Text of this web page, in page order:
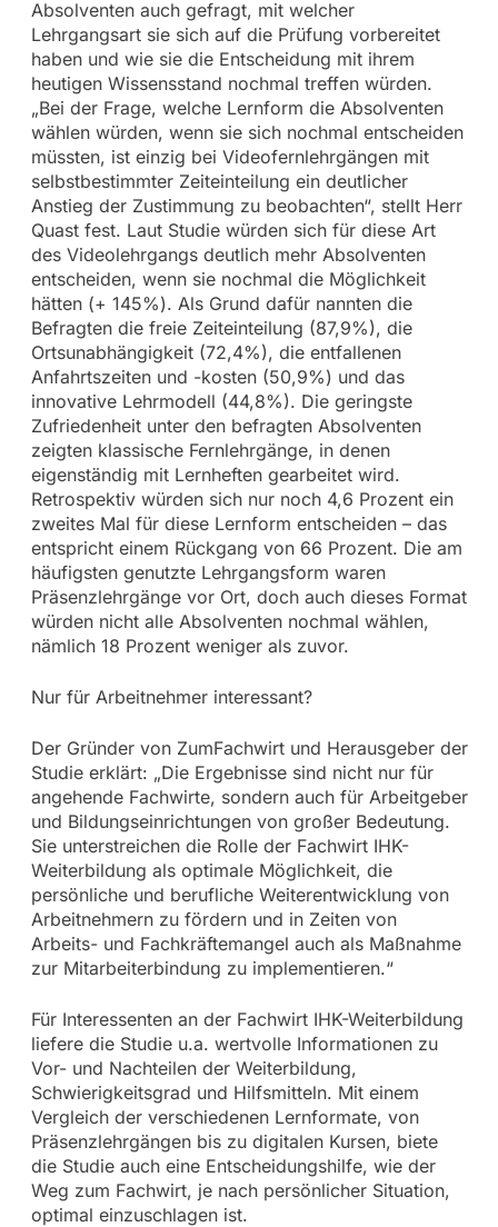
Absolventen auch gefragt, mit welcher
Lehrgangsart sie sich auf die Prüfung vorbereitet
haben und wie sie die Entscheidung mit ihrem
heutigen Wissensstand nochmal treffen würden.
„Bei der Frage, welche Lernform die Absolventen
wählen würden, wenn sie sich nochmal entscheiden
müssten, ist einzig bei Videofernlehrgängen mit
selbstbestimmter Zeiteinteilung ein deutlicher
Anstieg der Zustimmung zu beobachten“, stellt Herr
Quast fest. Laut Studie würden sich für diese Art
des Videolehrgangs deutlich mehr Absolventen
entscheiden, wenn sie nochmal die Möglichkeit
hätten (+ 145%). Als Grund dafür nannten die
Befragten die freie Zeiteinteilung (87,9%), die
Ortsunabhängigkeit (72,4%), die entfallenen
Anfahrtszeiten und -kosten (50,9%) und das
innovative Lehrmodell (44,8%). Die geringste
Zufriedenheit unter den befragten Absolventen
zeigten klassische Fernlehrgänge, in denen
eigenständig mit Lernheften gearbeitet wird.
Retrospektiv würden sich nur noch 4,6 Prozent ein
zweites Mal für diese Lernform entscheiden – das
entspricht einem Rückgang von 66 Prozent. Die am
häufigsten genutzte Lehrgangsform waren
Präsenzlehrgänge vor Ort, doch auch dieses Format
würden nicht alle Absolventen nochmal wählen,
nämlich 18 Prozent weniger als zuvor.
Nur für Arbeitnehmer interessant?
Der Gründer von ZumFachwirt und Herausgeber der
Studie erklärt: „Die Ergebnisse sind nicht nur für
angehende Fachwirte, sondern auch für Arbeitgeber
und Bildungseinrichtungen von großer Bedeutung.
Sie unterstreichen die Rolle der Fachwirt IHK-
Weiterbildung als optimale Möglichkeit, die
persönliche und berufliche Weiterentwicklung von
Arbeitnehmern zu fördern und in Zeiten von
Arbeits- und Fachkräftemangel auch als Maßnahme
zur Mitarbeiterbindung zu implementieren.“
Für Interessenten an der Fachwirt IHK-Weiterbildung
liefere die Studie u.a. wertvolle Informationen zu
Vor- und Nachteilen der Weiterbildung,
Schwierigkeitsgrad und Hilfsmitteln. Mit einem
Vergleich der verschiedenen Lernformate, von
Präsenzlehrgängen bis zu digitalen Kursen, biete
die Studie auch eine Entscheidungshilfe, wie der
Weg zum Fachwirt, je nach persönlicher Situation,
optimal einzuschlagen ist.